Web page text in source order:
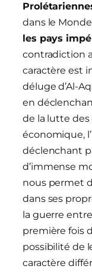
dans le
les pays
contradiction
caractère est
déluge d’Al-
en
de la lutte des
économique,
déclenchant
d’immense
nous permet
dans ses
la guerre
première fois
possibilité de
caractère